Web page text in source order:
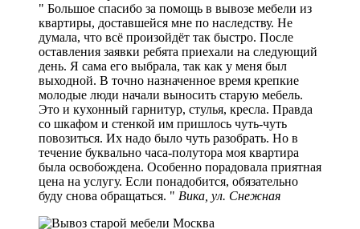
Большое спасибо за помощь в вывозе мебели из
квартиры, доставшейся мне по наследству. Не
думала, что всё произойдёт так быстро. После
оставления заявки ребята приехали на следующий
день. Я сама его выбрала, так как у меня был
выходной. В точно назначенное время крепкие
молодые люди начали выносить старую мебель.
Это и кухонный гарнитур, стулья, кресла. Правда
со шкафом и стенкой им пришлось чуть-чуть
повозиться. Их надо было чуть разобрать. Но в
течение буквально часа-полутора моя квартира
была освобождена. Особенно порадовала приятная
цена на услугу. Если понадобится, обязательно
буду снова обращаться.
Вика, ул. Снежная